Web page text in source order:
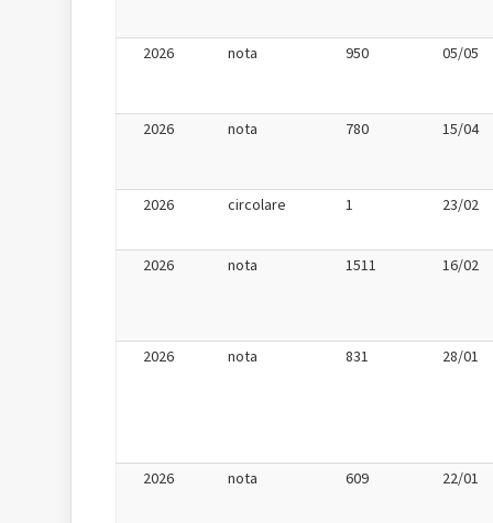
2026 nota 950 05/05
2026 nota 780 15/04
2026 circolare 1 23/02
2026 nota 1511 16/02
2026 nota 831 28/01
2026 nota 609 22/01